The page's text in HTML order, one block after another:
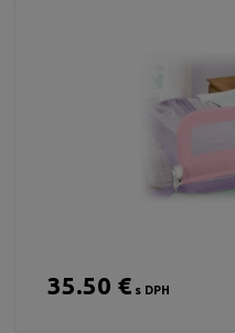
35.50 €s DPH